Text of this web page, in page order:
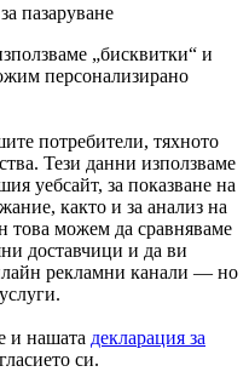
пазаруване
„бисквитки“ и
персонализирано
потребители, тяхното
Тези данни използваме
уебсайт, за показване на
както и за анализ на
това можем да сравняваме
доставчици и да ви
рекламни канали — но
и нашата декларация за
си.